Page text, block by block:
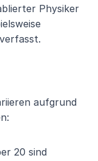
Physiker
aufgrund
20 sind